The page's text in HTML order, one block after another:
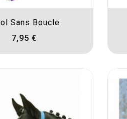
Sans Boucle
7,95 €